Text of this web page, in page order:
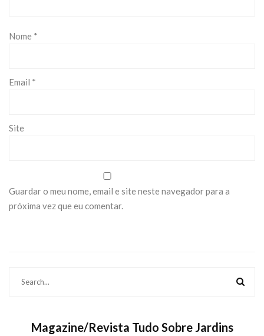
Nome *
Email *
Site
Guardar o meu nome, email e site neste navegador para a
próxima vez que eu comentar.
Magazine/Revista Tudo Sobre Jardins